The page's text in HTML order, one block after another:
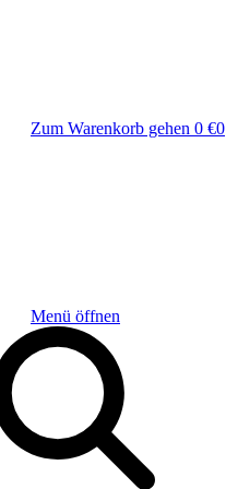
Zum Warenkorb gehen 0 €0
Menü öffnen